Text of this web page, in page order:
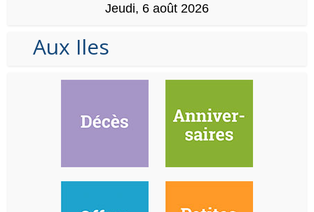
Jeudi, 6 août 2026
Aux Iles